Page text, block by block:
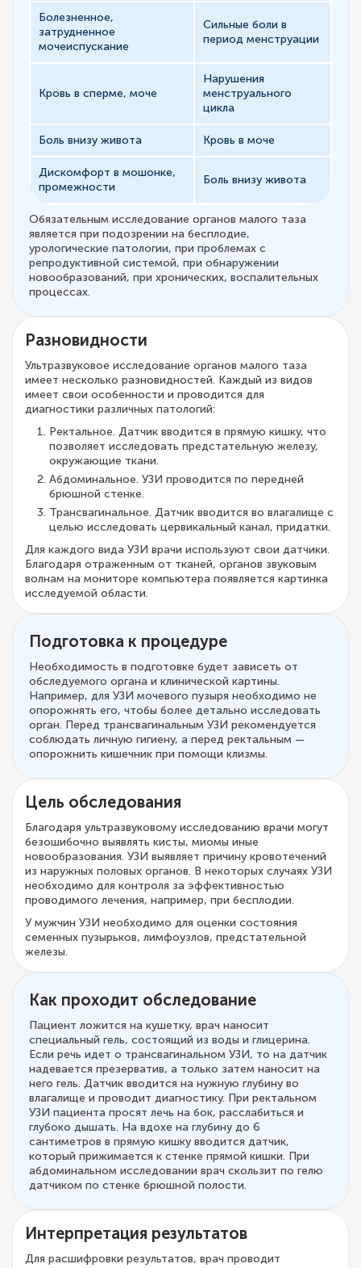
Болезненное,
затрудненное
мочеиспускание
Сильные боли в
период менструации
Кровь в сперме, моче
Нарушения
менструального
цикла
Боль внизу живота Кровь в моче
Дискомфорт в мошонке,
промежности
Боль внизу живота
Обязательным исследование органов малого таза
является при подозрении на бесплодие,
урологические патологии, при проблемах с
репродуктивной системой, при обнаружении
новообразований, при хронических, воспалительных
процессах.
Разновидности
Ультразвуковое исследование органов малого таза
имеет несколько разновидностей. Каждый из видов
имеет свои особенности и проводится для
диагностики различных патологий:
Ректальное. Датчик вводится в прямую кишку, что
позволяет исследовать предстательную железу,
окружающие ткани.
Абдоминальное. УЗИ проводится по передней
брюшной стенке.
Трансвагинальное. Датчик вводится во влагалище с
целью исследовать цервикальный канал, придатки.
Для каждого вида УЗИ врачи используют свои датчики.
Благодаря отраженным от тканей, органов звуковым
волнам на мониторе компьютера появляется картинка
исследуемой области.
Подготовка к процедуре
Необходимость в подготовке будет зависеть от
обследуемого органа и клинической картины.
Например, для УЗИ мочевого пузыря необходимо не
опорожнять его, чтобы более детально исследовать
орган. Перед трансвагинальным УЗИ рекомендуется
соблюдать личную гигиену, а перед ректальным —
опорожнить кишечник при помощи клизмы.
Цель обследования
Благодаря ультразвуковому исследованию врачи могут
безошибочно выявлять кисты, миомы иные
новообразования. УЗИ выявляет причину кровотечений
из наружных половых органов. В некоторых случаях УЗИ
необходимо для контроля за эффективностью
проводимого лечения, например, при бесплодии.
У мужчин УЗИ необходимо для оценки состояния
семенных пузырьков, лимфоузлов, предстательной
железы.
Как проходит обследование
Пациент ложится на кушетку, врач наносит
специальный гель, состоящий из воды и глицерина.
Если речь идет о трансвагинальном УЗИ, то на датчик
надевается презерватив, а только затем наносит на
него гель. Датчик вводится на нужную глубину во
влагалище и проводит диагностику. При ректальном
УЗИ пациента просят лечь на бок, расслабиться и
глубоко дышать. На вдохе на глубину до 6
сантиметров в прямую кишку вводится датчик,
который прижимается к стенке прямой кишки. При
абдоминальном исследовании врач скользит по гелю
датчиком по стенке брюшной полости.
Интерпретация результатов
Для расшифровки результатов, врач проводит